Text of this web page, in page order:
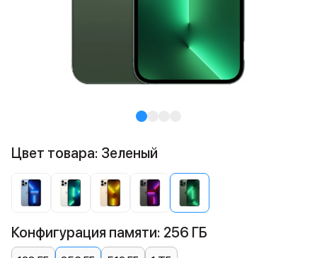
Цвет товара: Зеленый
Конфигурация памяти: 256 ГБ